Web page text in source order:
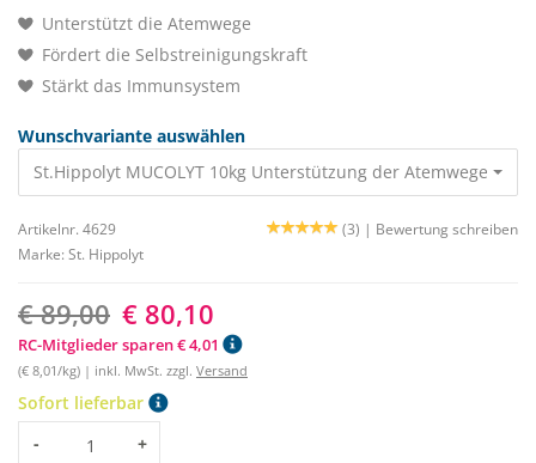
Unterstützt die Atemwege
Fördert die Selbstreinigungskraft
Stärkt das Immunsystem
Wunschvariante auswählen
St.Hippolyt MUCOLYT 10kg Unterstützung der Atemwege
Artikelnr. 4629 (3) | Bewertung schreiben
Marke: St. Hippolyt
€ 89,00 € 80,10
RC-Mitglieder sparen € 4,01
(€ 8,01/kg) | inkl. MwSt. zzgl. Versand
Sofort lieferbar
Menge
- +